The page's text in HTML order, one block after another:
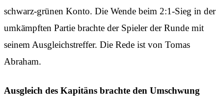
schwarz-grünen Konto. Die Wende beim 2:1-Sieg in der
umkämpften Partie brachte der Spieler der Runde mit
seinem Ausgleichstreffer. Die Rede ist von Tomas
Abraham.
Ausgleich des Kapitäns brachte den Umschwung